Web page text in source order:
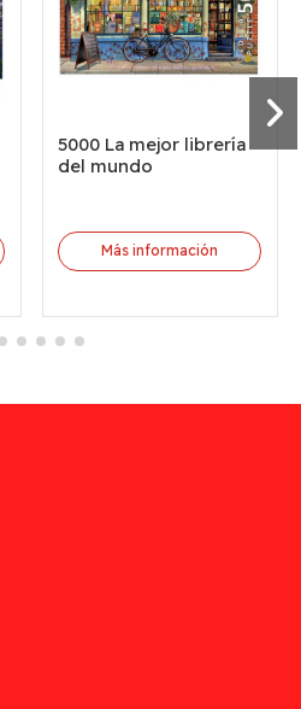
5000 La mejor librería
del mundo
Más información